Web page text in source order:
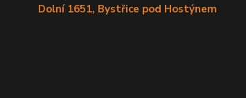
Dolní 1651, Bystřice pod Hostýnem